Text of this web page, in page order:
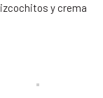
y crema